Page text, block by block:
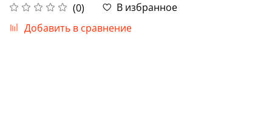
(0)
В избранное
Добавить в сравнение